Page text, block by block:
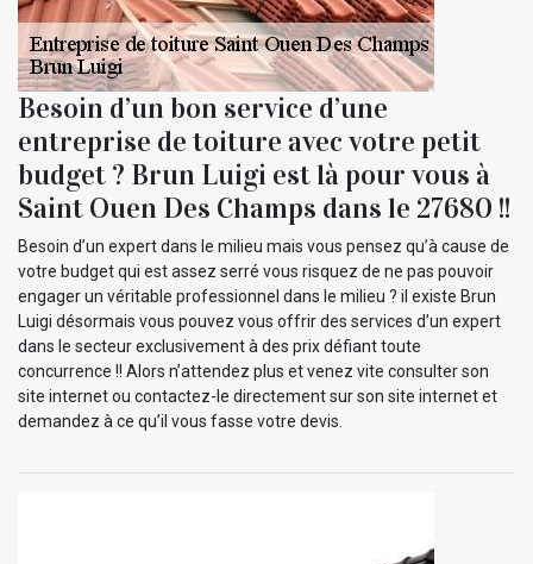
Besoin d’un bon service d’une
entreprise de toiture avec votre petit
budget ? Brun Luigi est là pour vous à
Saint Ouen Des Champs dans le 27680 !!
Besoin d’un expert dans le milieu mais vous pensez qu’à cause de
votre budget qui est assez serré vous risquez de ne pas pouvoir
engager un véritable professionnel dans le milieu ? il existe Brun
Luigi désormais vous pouvez vous offrir des services d’un expert
dans le secteur exclusivement à des prix défiant toute
concurrence !! Alors n’attendez plus et venez vite consulter son
site internet ou contactez-le directement sur son site internet et
demandez à ce qu’il vous fasse votre devis.